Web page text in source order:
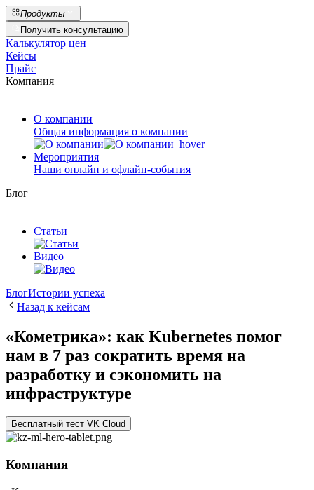
Продукты
Получить консультацию
Калькулятор цен
Кейсы
Прайс
Компания
О компании
Общая информация о компании
Мероприятия
Наши онлайн и офлайн-события
Блог
Статьи
Видео
БлогИстории успеха
Назад к кейсам
«Кометрика»: как Kubernetes помог
нам в 7 раз сократить время на
разработку и сэкономить на
инфраструктуре
Бесплатный тест VK Cloud
Компания